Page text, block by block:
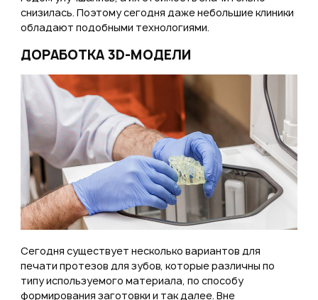
снизилась. Поэтому сегодня даже небольшие клиники
обладают подобными технологиями.
ДОРАБОТКА 3D-МОДЕЛИ
Сегодня существует несколько вариантов для
печати протезов для зубов, которые различны по
типу используемого материала, по способу
формирования заготовки и так далее. Вне